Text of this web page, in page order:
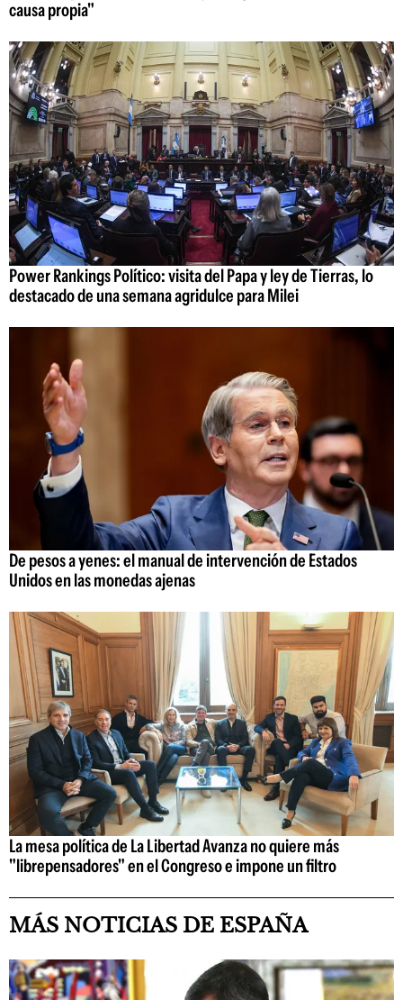
causa propia"
Power Rankings Político: visita del Papa y ley de Tierras, lo
destacado de una semana agridulce para Milei
De pesos a yenes: el manual de intervención de Estados
Unidos en las monedas ajenas
La mesa política de La Libertad Avanza no quiere más
"librepensadores" en el Congreso e impone un filtro
MÁS NOTICIAS DE ESPAÑA